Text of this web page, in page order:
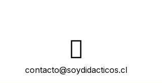
contacto@soydidacticos.cl